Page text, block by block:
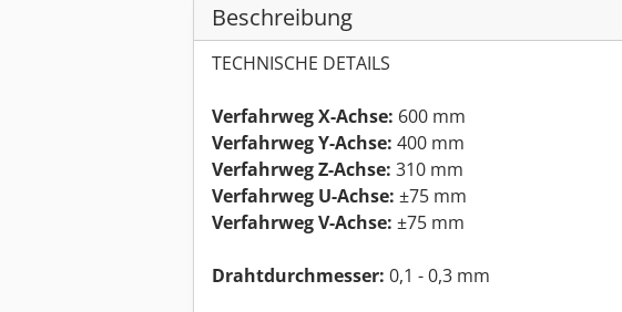
Beschreibung
TECHNISCHE DETAILS
Verfahrweg X-Achse: 600 mm
Verfahrweg Y-Achse: 400 mm
Verfahrweg Z-Achse: 310 mm
Verfahrweg U-Achse: ±75 mm
Verfahrweg V-Achse: ±75 mm
Drahtdurchmesser: 0,1 - 0,3 mm